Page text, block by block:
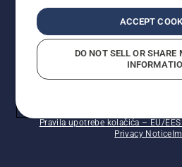
Pravila upotrebe kolačića – EU/
Privacy Notice
ACCEPT
DO NOT SELL OR SHARE